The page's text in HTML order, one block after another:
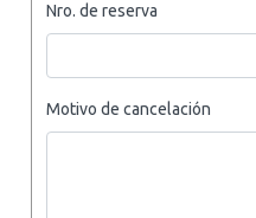
Nro. de reserva
Motivo de cancelación